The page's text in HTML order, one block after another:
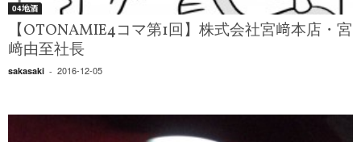
04地酒
【OTONAMIE4コマ第1回】株式会社宮﨑本店・宮
﨑由至社長
sakasaki - 2016-12-05